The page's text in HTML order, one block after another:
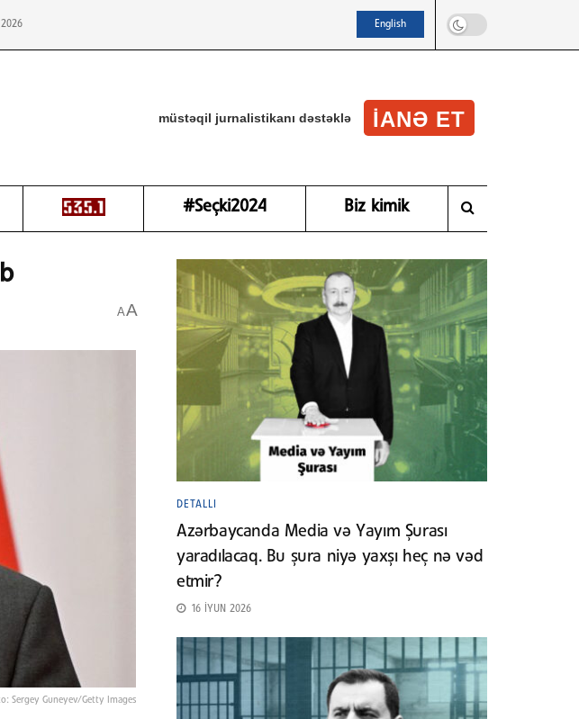
English
müstəqil jurnalistikanı dəstəklə IANƏ ET
#Seçki2024 Biz kimik
AA
Sergey Guneyev/Getty Images
DETALLI
Azərbaycanda Media və Yayım Şurası
yaradılacaq. Bu şura niyə yaxşı heç nə vəd
etmir?
16 İYUN 2026